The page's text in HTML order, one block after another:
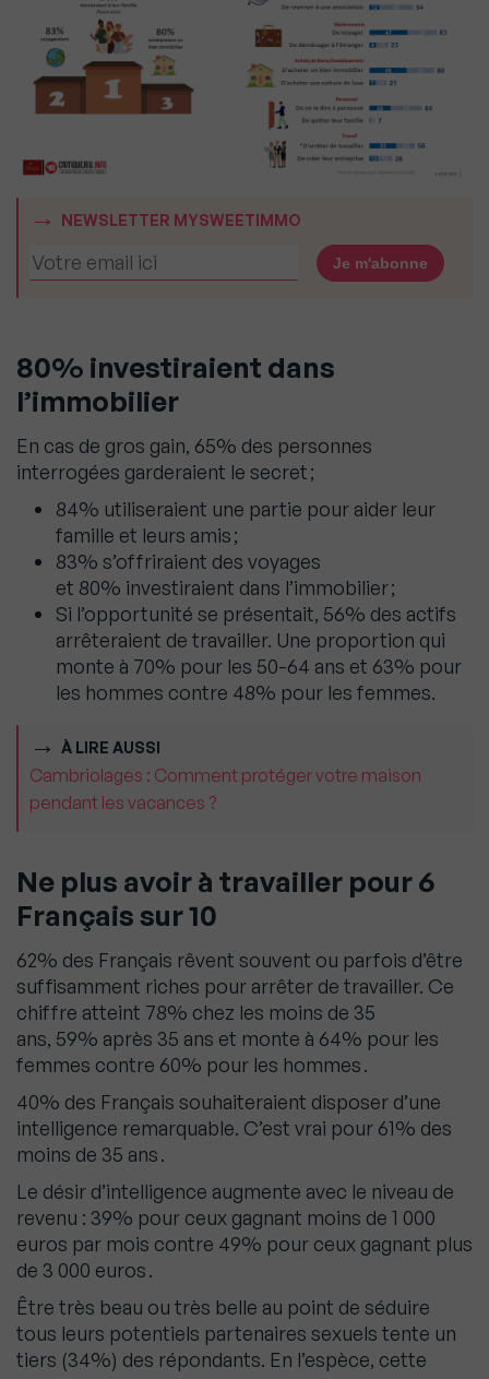
NEWSLETTER MYSWEETIMMO
80% investiraient dans
l’immobilier
En cas de gros gain, 65% des personnes
interrogées garderaient le secret ;
84% utiliseraient une partie pour aider leur
famille et leurs amis ;
83% s’offriraient des voyages
et 80% investiraient dans l’immobilier ;
Si l’opportunité se présentait, 56% des actifs
arrêteraient de travailler. Une proportion qui
monte à 70% pour les 50-64 ans et 63% pour
les hommes contre 48% pour les femmes.
À LIRE AUSSI
Cambriolages : Comment protéger votre maison
pendant les vacances ?
Ne plus avoir à travailler pour 6
Français sur 10
62% des Français rêvent souvent ou parfois d’être
suffisamment riches pour arrêter de travailler. Ce
chiffre atteint 78% chez les moins de 35
ans, 59% après 35 ans et monte à 64% pour les
femmes contre 60% pour les hommes .
40% des Français souhaiteraient disposer d’une
intelligence remarquable. C’est vrai pour 61% des
moins de 35 ans .
Le désir d’intelligence augmente avec le niveau de
revenu : 39% pour ceux gagnant moins de 1 000
euros par mois contre 49% pour ceux gagnant plus
de 3 000 euros .
Être très beau ou très belle au point de séduire
tous leurs potentiels partenaires sexuels tente un
tiers (34%) des répondants. En l’espèce, cette